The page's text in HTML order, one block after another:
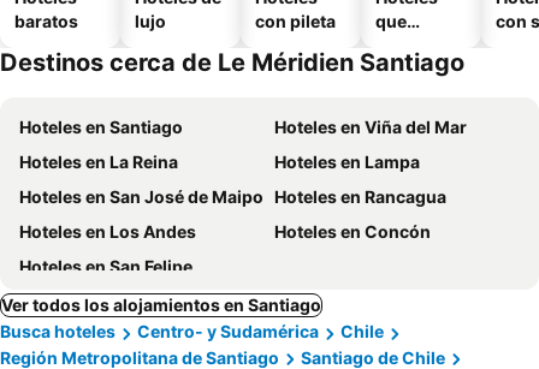
baratos
lujo
con pileta
que
mascotas
con
Destinos cerca de Le Méridien Santiago
Hoteles en Santiago
Hoteles en Viña del Mar
Hoteles en La Reina
Hoteles en Lampa
Hoteles en San José de Maipo
Hoteles en Rancagua
Hoteles en Los Andes
Hoteles en Concón
Hoteles en San Felipe
Ver todos los alojamientos en Santiago
Busca hoteles
Centro- y Sudamérica
Chile
Región Metropolitana de Santiago
Santiago de Chile